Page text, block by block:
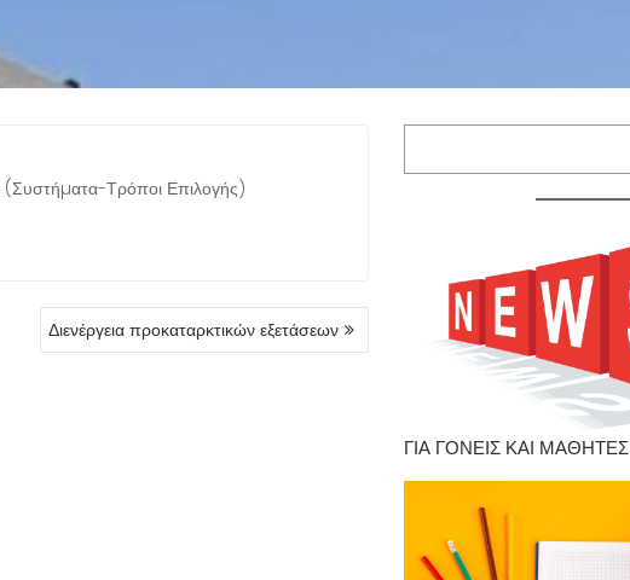
(Συστήµατα-Τρόποι Επιλογής)
Διενέργεια προκαταρκτικών εξετάσεων
ΓΙΑ ΓΟΝΕΙΣ ΚΑΙ ΜΑΘΗΤΕΣ